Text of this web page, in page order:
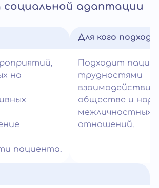
адаптации
на
пациента.
Для кого
Подходит
трудностями
взаимодействия
обществе и
межличностных
отношений.